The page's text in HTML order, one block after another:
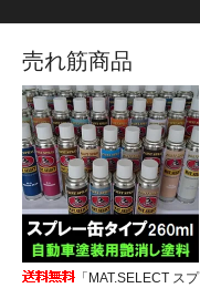
売れ筋商品
「MAT.SELECT スプ